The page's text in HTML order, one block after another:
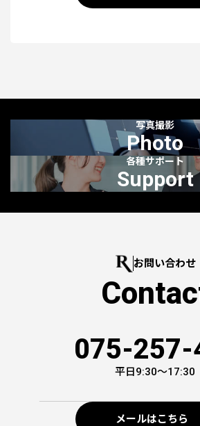
写真撮影
Photo
各種サポート
Support
お問い合わせ
075-257-
平日9:30～17:30
メールはこちら